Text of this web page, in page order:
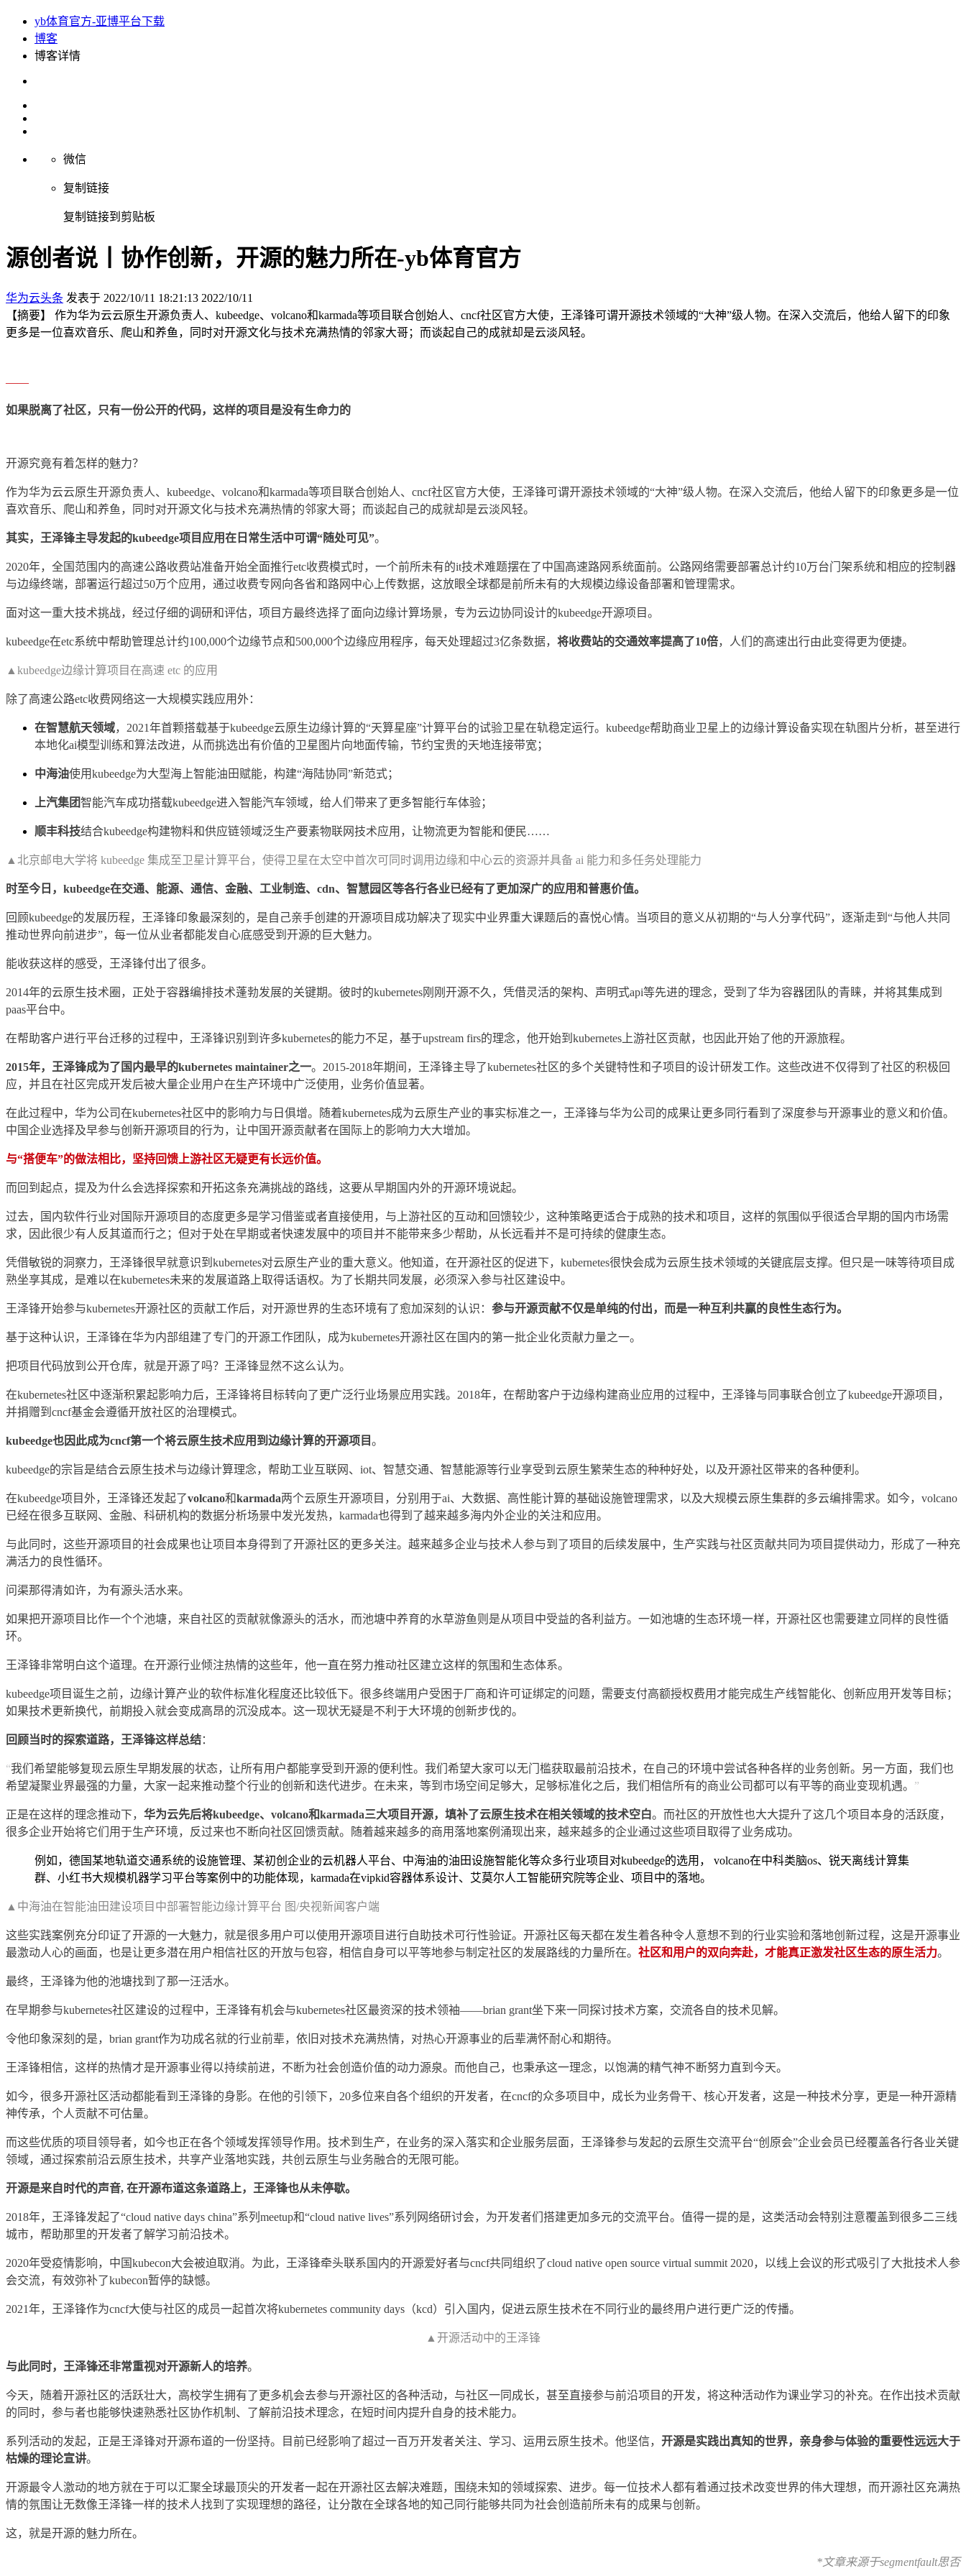
yb体育官方-亚博平台下载
博客
博客详情
微信
复制链接
复制链接到剪贴板
源创者说丨协作创新，开源的魅力所在-yb体育官方
华为云头条 发表于 2022/10/11 18:21:13 2022/10/11
【摘要】 作为华为云云原生开源负责人、kubeedge、volcano和karmada等项目联合创始人、cncf社区官方大使，王泽锋可谓开源技术领域的“大神”级人物。在深入交流后，他给人留下的印象
更多是一位喜欢音乐、爬山和养鱼，同时对开源文化与技术充满热情的邻家大哥；而谈起自己的成就却是云淡风轻。
——
如果脱离了社区，只有一份公开的代码，这样的项目是没有生命力的
开源究竟有着怎样的魅力？
作为华为云云原生开源负责人、kubeedge、volcano和karmada等项目联合创始人、cncf社区官方大使，王泽锋可谓开源技术领域的“大神”级人物。在深入交流后，他给人留下的印象更多是一位
喜欢音乐、爬山和养鱼，同时对开源文化与技术充满热情的邻家大哥；而谈起自己的成就却是云淡风轻。
其实，王泽锋主导发起的kubeedge项目应用在日常生活中可谓“随处可见”。
2020年，全国范围内的高速公路收费站准备开始全面推行etc收费模式时，一个前所未有的it技术难题摆在了中国高速路网系统面前。公路网络需要部署总计约10万台门架系统和相应的控制器
与边缘终端，部署运行超过50万个应用，通过收费专网向各省和路网中心上传数据，这放眼全球都是前所未有的大规模边缘设备部署和管理需求。
面对这一重大技术挑战，经过仔细的调研和评估，项目方最终选择了面向边缘计算场景，专为云边协同设计的kubeedge开源项目。
kubeedge在etc系统中帮助管理总计约100,000个边缘节点和500,000个边缘应用程序，每天处理超过3亿条数据， 将收费站的交通效率提高了10倍，人们的高速出行由此变得更为便捷。
▲kubeedge边缘计算项目在高速 etc 的应用
除了高速公路etc收费网络这一大规模实践应用外：
在智慧航天领域，2021年首颗搭载基于kubeedge云原生边缘计算的“天算星座”计算平台的试验卫星在轨稳定运行。kubeedge帮助商业卫星上的边缘计算设备实现在轨图片分析，甚至进行
本地化ai模型训练和算法改进，从而挑选出有价值的卫星图片向地面传输，节约宝贵的天地连接带宽；
中海油使用kubeedge为大型海上智能油田赋能，构建“海陆协同”新范式；
上汽集团智能汽车成功搭载kubeedge进入智能汽车领域，给人们带来了更多智能行车体验；
顺丰科技结合kubeedge构建物料和供应链领域泛生产要素物联网技术应用，让物流更为智能和便民……
▲北京邮电大学将 kubeedge 集成至卫星计算平台，使得卫星在太空中首次可同时调用边缘和中心云的资源并具备 ai 能力和多任务处理能力
时至今日，kubeedge在交通、能源、通信、金融、工业制造、cdn、智慧园区等各行各业已经有了更加深广的应用和普惠价值。
回顾kubeedge的发展历程，王泽锋印象最深刻的，是自己亲手创建的开源项目成功解决了现实中业界重大课题后的喜悦心情。当项目的意义从初期的“与人分享代码”，逐渐走到“与他人共同
推动世界向前进步”，每一位从业者都能发自心底感受到开源的巨大魅力。
能收获这样的感受，王泽锋付出了很多。
2014年的云原生技术圈，正处于容器编排技术蓬勃发展的关键期。彼时的kubernetes刚刚开源不久，凭借灵活的架构、声明式api等先进的理念，受到了华为容器团队的青睐，并将其集成到
paas平台中。
在帮助客户进行平台迁移的过程中，王泽锋识别到许多kubernetes的能力不足，基于upstream firs的理念，他开始到kubernetes上游社区贡献，也因此开始了他的开源旅程。
2015年，王泽锋成为了国内最早的kubernetes maintainer之一。2015-2018年期间，王泽锋主导了kubernetes社区的多个关键特性和子项目的设计研发工作。这些改进不仅得到了社区的积极回
应，并且在社区完成开发后被大量企业用户在生产环境中广泛使用，业务价值显著。
在此过程中，华为公司在kubernetes社区中的影响力与日俱增。随着kubernetes成为云原生产业的事实标准之一，王泽锋与华为公司的成果让更多同行看到了深度参与开源事业的意义和价值。
中国企业选择及早参与创新开源项目的行为，让中国开源贡献者在国际上的影响力大大增加。
与“搭便车”的做法相比，坚持回馈上游社区无疑更有长远价值。
而回到起点，提及为什么会选择探索和开拓这条充满挑战的路线，这要从早期国内外的开源环境说起。
过去，国内软件行业对国际开源项目的态度更多是学习借鉴或者直接使用，与上游社区的互动和回馈较少，这种策略更适合于成熟的技术和项目，这样的氛围似乎很适合早期的国内市场需
求，因此很少有人反其道而行之；但对于处在早期或者快速发展中的项目并不能带来多少帮助，从长远看并不是可持续的健康生态。
凭借敏锐的洞察力，王泽锋很早就意识到kubernetes对云原生产业的重大意义。他知道，在开源社区的促进下，kubernetes很快会成为云原生技术领域的关键底层支撑。但只是一味等待项目成
熟坐享其成，是难以在kubernetes未来的发展道路上取得话语权。为了长期共同发展，必须深入参与社区建设中。
王泽锋开始参与kubernetes开源社区的贡献工作后，对开源世界的生态环境有了愈加深刻的认识： 参与开源贡献不仅是单纯的付出，而是一种互利共赢的良性生态行为。
基于这种认识，王泽锋在华为内部组建了专门的开源工作团队，成为kubernetes开源社区在国内的第一批企业化贡献力量之一。
把项目代码放到公开仓库，就是开源了吗？王泽锋显然不这么认为。
在kubernetes社区中逐渐积累起影响力后，王泽锋将目标转向了更广泛行业场景应用实践。2018年，在帮助客户于边缘构建商业应用的过程中，王泽锋与同事联合创立了kubeedge开源项目，
并捐赠到cncf基金会遵循开放社区的治理模式。
kubeedge也因此成为cncf第一个将云原生技术应用到边缘计算的开源项目。
kubeedge的宗旨是结合云原生技术与边缘计算理念，帮助工业互联网、iot、智慧交通、智慧能源等行业享受到云原生繁荣生态的种种好处，以及开源社区带来的各种便利。
在kubeedge项目外，王泽锋还发起了volcano和karmada两个云原生开源项目，分别用于ai、大数据、高性能计算的基础设施管理需求，以及大规模云原生集群的多云编排需求。如今，volcano
已经在很多互联网、金融、科研机构的数据分析场景中发光发热，karmada也得到了越来越多海内外企业的关注和应用。
与此同时，这些开源项目的社会成果也让项目本身得到了开源社区的更多关注。越来越多企业与技术人参与到了项目的后续发展中，生产实践与社区贡献共同为项目提供动力，形成了一种充
满活力的良性循环。
问渠那得清如许，为有源头活水来。
如果把开源项目比作一个个池塘，来自社区的贡献就像源头的活水，而池塘中养育的水草游鱼则是从项目中受益的各利益方。一如池塘的生态环境一样，开源社区也需要建立同样的良性循
环。
王泽锋非常明白这个道理。在开源行业倾注热情的这些年，他一直在努力推动社区建立这样的氛围和生态体系。
kubeedge项目诞生之前，边缘计算产业的软件标准化程度还比较低下。很多终端用户受困于厂商和许可证绑定的问题，需要支付高额授权费用才能完成生产线智能化、创新应用开发等目标；
如果技术更新换代，前期投入就会变成高昂的沉没成本。这一现状无疑是不利于大环境的创新步伐的。
回顾当时的探索道路，王泽锋这样总结：
“我们希望能够复现云原生早期发展的状态，让所有用户都能享受到开源的便利性。我们希望大家可以无门槛获取最前沿技术，在自己的环境中尝试各种各样的业务创新。另一方面，我们也
希望凝聚业界最强的力量，大家一起来推动整个行业的创新和迭代进步。在未来，等到市场空间足够大，足够标准化之后，我们相信所有的商业公司都可以有平等的商业变现机遇。 ”
正是在这样的理念推动下， 华为云先后将kubeedge、volcano和karmada三大项目开源，填补了云原生技术在相关领域的技术空白。而社区的开放性也大大提升了这几个项目本身的活跃度，
很多企业开始将它们用于生产环境，反过来也不断向社区回馈贡献。随着越来越多的商用落地案例涌现出来，越来越多的企业通过这些项目取得了业务成功。
例如，德国某地轨道交通系统的设施管理、某初创企业的云机器人平台、中海油的油田设施智能化等众多行业项目对kubeedge的选用， volcano在中科类脑os、锐天离线计算集
群、小红书大规模机器学习平台等案例中的功能体现，karmada在vipkid容器体系设计、艾莫尔人工智能研究院等企业、项目中的落地。
▲中海油在智能油田建设项目中部署智能边缘计算平台 图/央视新闻客户端
这些实践案例充分印证了开源的一大魅力，就是很多用户可以使用开源项目进行自助技术可行性验证。开源社区每天都在发生着各种令人意想不到的行业实验和落地创新过程，这是开源事业
最激动人心的画面，也是让更多潜在用户相信社区的开放与包容，相信自身可以平等地参与制定社区的发展路线的力量所在。 社区和用户的双向奔赴，才能真正激发社区生态的原生活力。
最终，王泽锋为他的池塘找到了那一汪活水。
在早期参与kubernetes社区建设的过程中，王泽锋有机会与kubernetes社区最资深的技术领袖——brian grant坐下来一同探讨技术方案，交流各自的技术见解。
令他印象深刻的是，brian grant作为功成名就的行业前辈，依旧对技术充满热情，对热心开源事业的后辈满怀耐心和期待。
王泽锋相信，这样的热情才是开源事业得以持续前进，不断为社会创造价值的动力源泉。而他自己，也秉承这一理念，以饱满的精气神不断努力直到今天。
如今，很多开源社区活动都能看到王泽锋的身影。在他的引领下，20多位来自各个组织的开发者，在cncf的众多项目中，成长为业务骨干、核心开发者，这是一种技术分享，更是一种开源精
神传承，个人贡献不可估量。
而这些优质的项目领导者，如今也正在各个领域发挥领导作用。技术到生产，在业务的深入落实和企业服务层面，王泽锋参与发起的云原生交流平台“创原会”企业会员已经覆盖各行各业关键
领域，通过探索前沿云原生技术，共享产业落地实践，共创云原生与业务融合的无限可能。
开源是来自时代的声音, 在开源布道这条道路上，王泽锋也从未停歇。
2018年，王泽锋发起了“cloud native days china”系列meetup和“cloud native lives”系列网络研讨会，为开发者们搭建更加多元的交流平台。值得一提的是，这类活动会特别注意覆盖到很多二三线
城市，帮助那里的开发者了解学习前沿技术。
2020年受疫情影响，中国kubecon大会被迫取消。为此，王泽锋牵头联系国内的开源爱好者与cncf共同组织了cloud native open source virtual summit 2020，以线上会议的形式吸引了大批技术人参
会交流，有效弥补了kubecon暂停的缺憾。
2021年，王泽锋作为cncf大使与社区的成员一起首次将kubernetes community days（kcd）引入国内，促进云原生技术在不同行业的最终用户进行更广泛的传播。
▲开源活动中的王泽锋
与此同时，王泽锋还非常重视对开源新人的培养。
今天，随着开源社区的活跃壮大，高校学生拥有了更多机会去参与开源社区的各种活动，与社区一同成长，甚至直接参与前沿项目的开发，将这种活动作为课业学习的补充。在作出技术贡献
的同时，参与者也能够快速熟悉社区协作机制、了解前沿技术理念，在短时间内提升自身的技术能力。
系列活动的发起，正是王泽锋对开源布道的一份坚持。目前已经影响了超过一百万开发者关注、学习、运用云原生技术。他坚信， 开源是实践出真知的世界，亲身参与体验的重要性远远大于
枯燥的理论宣讲。
开源最令人激动的地方就在于可以汇聚全球最顶尖的开发者一起在开源社区去解决难题，围绕未知的领域探索、进步。每一位技术人都有着通过技术改变世界的伟大理想，而开源社区充满热
情的氛围让无数像王泽锋一样的技术人找到了实现理想的路径，让分散在全球各地的知己同行能够共同为社会创造前所未有的成果与创新。
这，就是开源的魅力所在。
*文章来源于segmentfault思否